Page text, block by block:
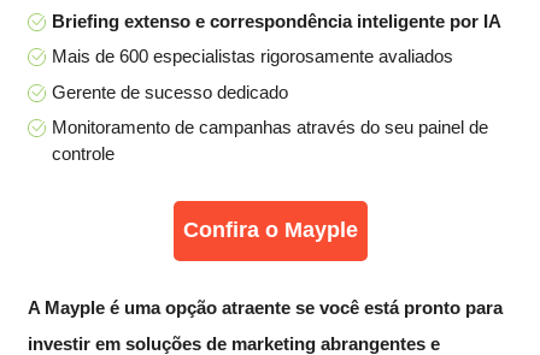
Briefing extenso e correspondência inteligente por IA
Mais de 600 especialistas rigorosamente avaliados
Gerente de sucesso dedicado
Monitoramento de campanhas através do seu painel de
controle
Confira o Mayple
A Mayple é uma opção atraente se você está pronto para
investir em soluções de marketing abrangentes e